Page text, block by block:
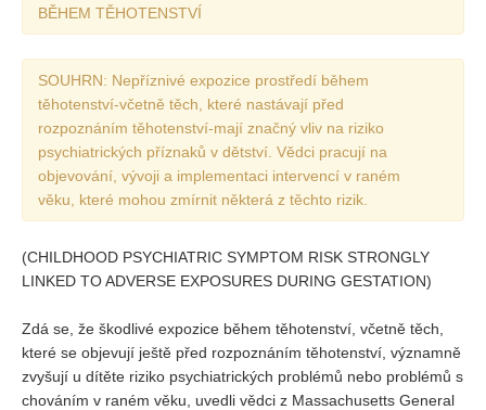
Vydání 1-2/ 2024
Vydání 1-2/ 2023
Vydání 1-2/ 2022
Vydání 3-4/ 2022
Vydání 3-4/ 2021
Vydání 2/ 2021
Vydání 1/ 2021
Vydání 3-4/ 2020
Vydání 1-2/ 2020
Vydání 3-4/ 2019
Vydání 1-2/ 2019
BĚHEM TĚHOTENSTVÍ
SOUHRN: Nepříznivé expozice prostředí během
těhotenství-včetně těch, které nastávají před
rozpoznáním těhotenství-mají značný vliv na riziko
psychiatrických příznaků v dětství. Vědci pracují na
objevování, vývoji a implementaci intervencí v raném
věku, které mohou zmírnit některá z těchto rizik.
(CHILDHOOD PSYCHIATRIC SYMPTOM RISK STRONGLY
LINKED TO ADVERSE EXPOSURES DURING GESTATION)
Zdá se, že škodlivé expozice během těhotenství, včetně těch,
které se objevují ještě před rozpoznáním těhotenství, významně
zvyšují u dítěte riziko psychiatrických problémů nebo problémů s
chováním v raném věku, uvedli vědci z Massachusetts General